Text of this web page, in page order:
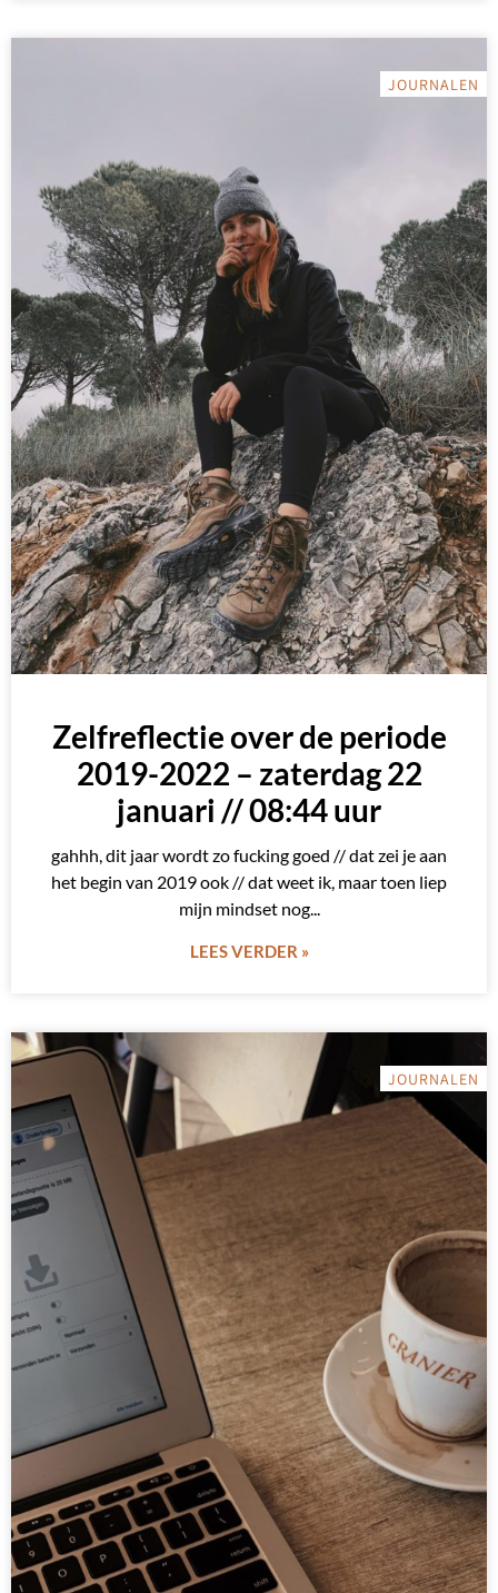
JOURNALEN
Zelfreflectie over de periode
2019-2022 – zaterdag 22
januari // 08:44 uur
gahhh, dit jaar wordt zo fucking goed // dat zei je aan
het begin van 2019 ook // dat weet ik, maar toen liep
mijn mindset nog
LEES VERDER »
JOURNALEN